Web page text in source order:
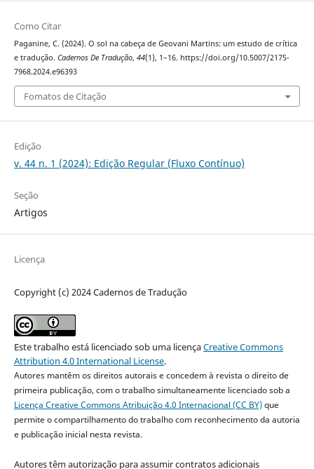
Como Citar
Paganine, C. (2024). O sol na cabeça de Geovani Martins: um estudo de crítica
e tradução. Cadernos De Tradução, 44(1), 1–16. https://doi.org/10.5007/2175-
7968.2024.e96393
Fomatos de Citação
Edição
v. 44 n. 1 (2024): Edição Regular (Fluxo Contínuo)
Seção
Artigos
Licença
Copyright (c) 2024 Cadernos de Tradução
Este trabalho está licenciado sob uma licençaCreative Commons
Attribution 4.0 International License.
Autores mantêm os direitos autorais e concedem à revista o direito de
primeira publicação, com o trabalho simultaneamente licenciado sob a
Licença Creative Commons Atribuição 4.0 Internacional (CC BY)que
permite o compartilhamento do trabalho com reconhecimento da autoria
e publicação inicial nesta revista.
Autores têm autorização para assumir contratos adicionais